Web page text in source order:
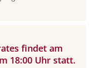
findet am
18:00 Uhr statt.